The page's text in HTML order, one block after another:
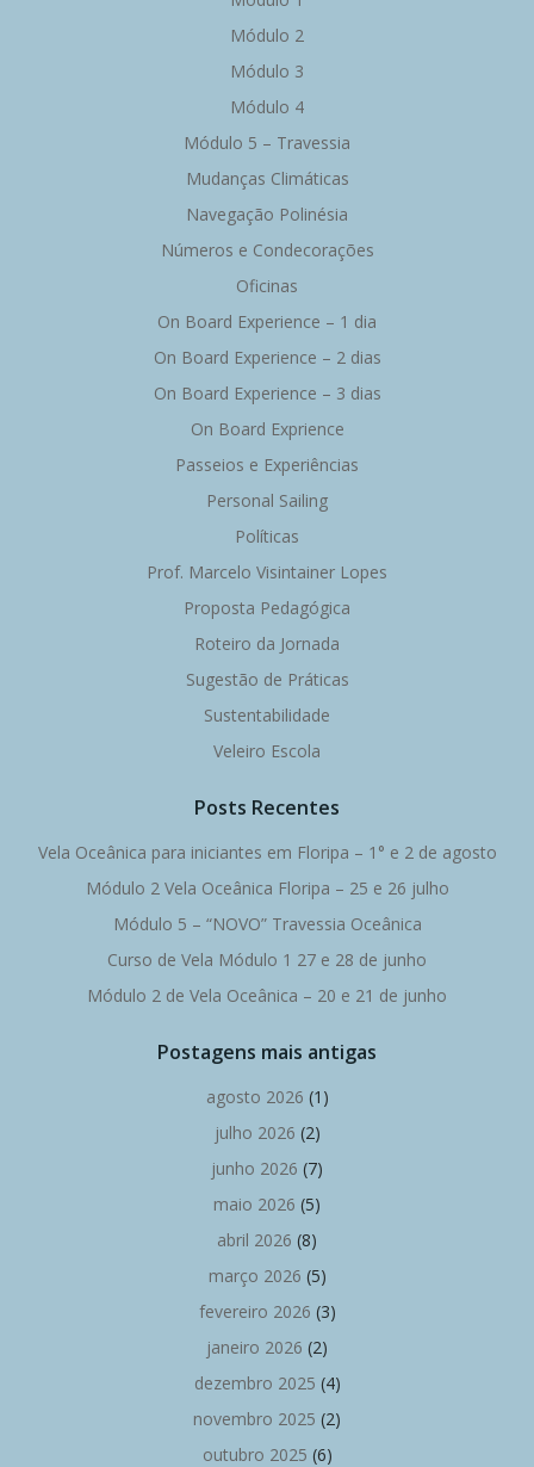
Módulo 2
Módulo 3
Módulo 4
Módulo 5 – Travessia
Mudanças Climáticas
Navegação Polinésia
Números e Condecorações
Oficinas
On Board Experience – 1 dia
On Board Experience – 2 dias
On Board Experience – 3 dias
On Board Exprience
Passeios e Experiências
Personal Sailing
Políticas
Prof. Marcelo Visintainer Lopes
Proposta Pedagógica
Roteiro da Jornada
Sugestão de Práticas
Sustentabilidade
Veleiro Escola
Posts Recentes
Vela Oceânica para iniciantes em Floripa – 1° e 2 de agosto
Módulo 2 Vela Oceânica Floripa – 25 e 26 julho
Módulo 5 – “NOVO” Travessia Oceânica
Curso de Vela Módulo 1 27 e 28 de junho
Módulo 2 de Vela Oceânica – 20 e 21 de junho
Postagens mais antigas
agosto 2026 (1)
julho 2026 (2)
junho 2026 (7)
maio 2026 (5)
abril 2026 (8)
março 2026 (5)
fevereiro 2026 (3)
janeiro 2026 (2)
dezembro 2025 (4)
novembro 2025 (2)
outubro 2025 (6)